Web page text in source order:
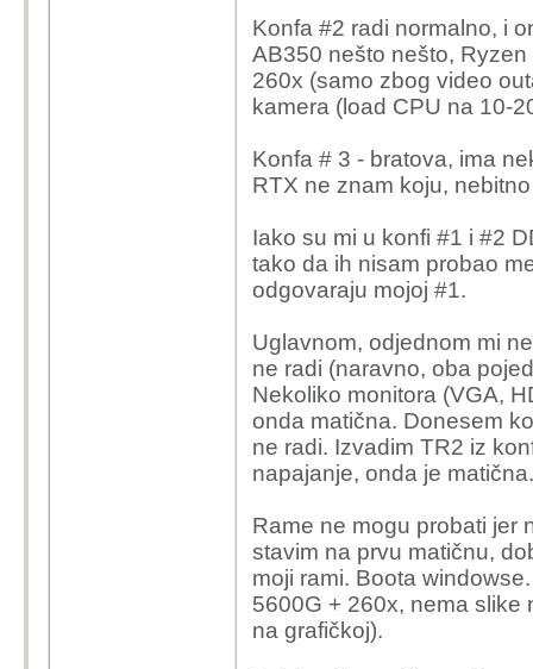
Konfa #2 radi normalno, i
AB350 nešto nešto,
260x (samo zbog video
kamera (load CPU na 10-
Konfa # 3 - bratova, ima
RTX ne znam koju,
Iako su mi u konfi #1 i #2
tako da ih nisam probao
odgovaraju mojoj #1.
Uglavnom, odjednom mi
ne radi (naravno, oba
Nekoliko monitora (VGA,
onda matična. Donesem
ne radi. Izvadim TR2 iz
napajanje, onda je matična.
Rame ne mogu probati jer
stavim na prvu matičnu,
moji rami. Boota
5600G + 260x, nema slike
na grafičkoj).